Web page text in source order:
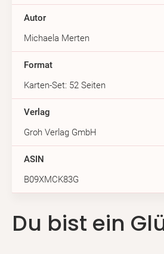
Autor
Michaela Merten
Format
Karten-Set: 52 Seiten
Verlag
Groh Verlag GmbH
ASIN
B09XMCK83G
Du bist ein